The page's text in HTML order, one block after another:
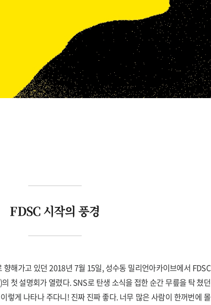
FDSC 시작의 풍경
해가고 있던 2018년 7월 15일, 성수동 밀리언아카이브에서 FDSC
첫 설명회가 열렸다. SNS로 탄생 소식을 접한 순간 무릎을 탁 쳤던
렇게 나타나 주다니! 진짜 진짜 좋다. 너무 많은 사람이 한꺼번에 몰